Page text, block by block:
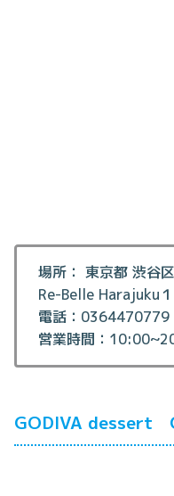
場所： 東京都 渋谷
Re-Belle Harajuku
電話：0364470779
営業時間：
GODIVA dessert